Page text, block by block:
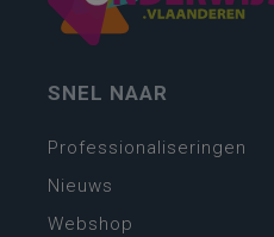
SNEL NAAR
Professionaliseringen
Nieuws
Webshop